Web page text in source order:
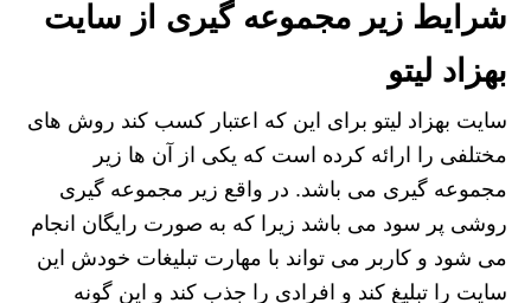
شرایط زیر مجموعه گیری از سایت
بهزاد لیتو
سایت بهزاد لیتو برای این که اعتبار کسب کند روش های
مختلفی را ارائه کرده است که یکی از آن ها زیر
مجموعه گیری می باشد. در واقع زیر مجموعه گیری
روشی پر سود می باشد زیرا که به صورت رایگان انجام
می‌ شود و کاربر می تواند با مهارت تبلیغات خودش این
سایت را تبلیغ کند و افرادی را جذب کند و این گونه